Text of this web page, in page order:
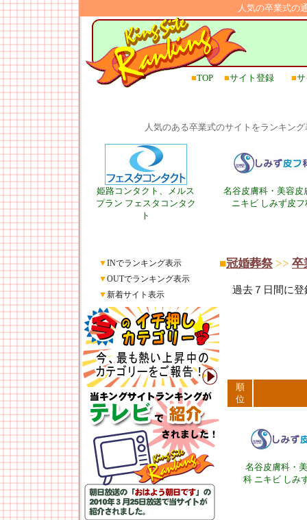
人気の卒業式の
■TOP ■サイト登録 ■
人気のある卒業式のサイトをランキン
姫路コンタクト、メルス
プラン フェスタコンタク
ト
名谷皮膚科・美容皮
ニキビ しみず皮フ
▼INでランキング表示
▼OUTでランキング表示
▼新着サイト表示
■冠婚葬祭 >> 卒
過去７日間に
順
位
名谷皮膚科・
科 ニキビ しみ